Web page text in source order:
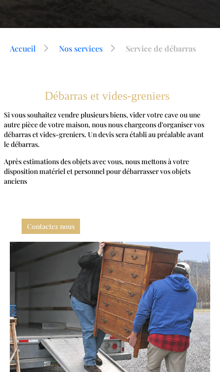
Accueil Nos services Service de débarras
Débarras et vides-greniers
Si vous souhaitez vendre plusieurs biens, vider votre cave ou une
autre pièce de votre maison, nous nous chargeons d’organiser vos
débarras et vides-greniers. Un devis sera établi au préalable avant
le débarras.
Après estimations des objets avec vous, nous mettons à votre
disposition matériel et personnel pour débarrasser vos objets
anciens
Contactez nous